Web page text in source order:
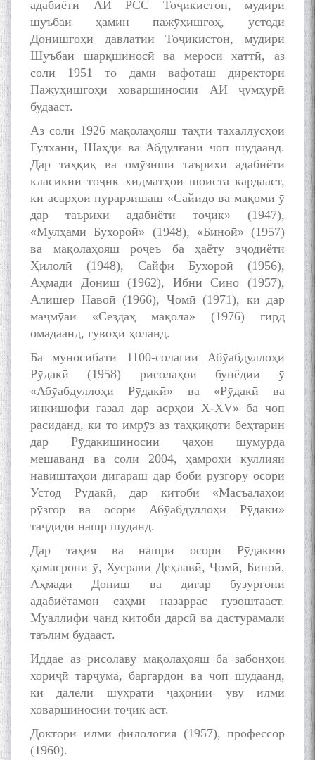
адабиёти АИ РСС Тоҷикистон, мудири
шуъбаи ҳамин пажӯҳишгоҳ, устоди
Донишгоҳи давлатии Тоҷикистон, мудири
Шуъбаи шарқшиносӣ ва мероси хаттӣ, аз
соли 1951 то дами вафоташ директори
Пажӯҳишгоҳи ховаршиносии АИ ҷумҳурӣ
будааст.
Аз соли 1926 мақолаҳояш таҳти тахаллусҳои
Гулханӣ, Шаҳдӣ ва Абдулғанӣ чоп шудаанд.
Дар таҳқиқ ва омӯзиши таърихи адабиёти
класикии тоҷик хидматҳои шоиста кардааст,
ки асарҳои пурарзишаш «Сайидо ва мақоми ӯ
дар таърихи адабиёти тоҷик» (1947),
«Мулҳами Бухороӣ» (1948), «Биноӣ» (1957)
ва мақолаҳояш роҷеъ ба ҳаёту эҷодиёти
Ҳилолӣ (1948), Сайфи Бухороӣ (1956),
Аҳмади Дониш (1962), Ибни Сино (1957),
Алишер Навоӣ (1966), Ҷомӣ (1971), ки дар
маҷмӯаи «Сездаҳ мақола» (1976) гирд
омадаанд, гувоҳи ҳоланд.
Ба муносибати 1100-солагии Абӯабдуллоҳи
Рӯдакӣ (1958) рисолаҳои бунёдии ӯ
«Абӯабдуллоҳи Рӯдакӣ» ва «Рӯдакӣ ва
инкишофи ғазал дар асрҳои X-XV» ба чоп
расиданд, ки то имрӯз аз таҳқиқоти беҳтарин
дар Рӯдакишиносии ҷаҳон шумурда
мешаванд ва соли 2004, ҳамроҳи куллияи
навиштаҳои дигараш дар боби рӯзгору осори
Устод Рӯдакӣ, дар китоби «Масъалаҳои
рӯзгор ва осори Абӯабдуллоҳи Рӯдакӣ»
таҷдиди нашр шуданд.
Дар таҳия ва нашри осори Рӯдакию
ҳамасрони ӯ, Хусрави Деҳлавӣ, Ҷомӣ, Биноӣ,
Аҳмади Дониш ва дигар бузургони
адабиётамон саҳми назаррас гузоштааст.
Муаллифи чанд китоби дарсӣ ва дастурамали
таълим будааст.
Иддае аз рисолаву мақолаҳояш ба забонҳои
хориҷӣ тарҷума, баргардон ва чоп шудаанд,
ки далели шуҳрати ҷаҳонии ӯву илми
ховаршиносии тоҷик аст.
Доктори илми филология (1957), профессор
(1960).
БА МУНОСИБАТИ
БУЗУРГДОШТИ РӮЗИ РӮДАКӢ
Дар Академияи миллии
илмҳои Тоҷикистон бахшида
ба 100-солагии мунаққиду
адабиётшинос Соҳиб
Табаров ҳамоиши илмӣ-
назариявӣ баргузор гардид.
МАВЛОНО ҶАЛОЛИДДИНИ
БАЛХӢ БУЗУРГТАРИН
МУТАФАККИР ВА ОРИФИ
ЗАБОНУ АДАБИ ТОҶИК
قناعت Mumin Qanoat
Сухбати навқаламон бо
Муъмин Қаноат\Meeting of
young talents with Mumyin